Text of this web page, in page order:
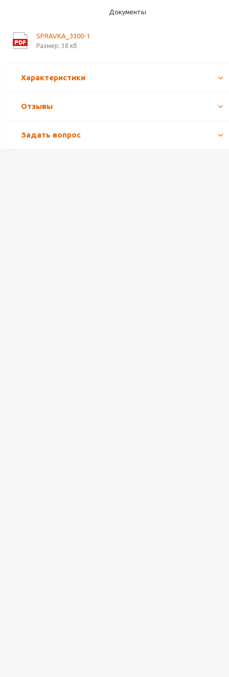
Документы
SPRAVKA_3300-1
Размер: 38 кб
Характеристики
Отзывы
Задать вопрос